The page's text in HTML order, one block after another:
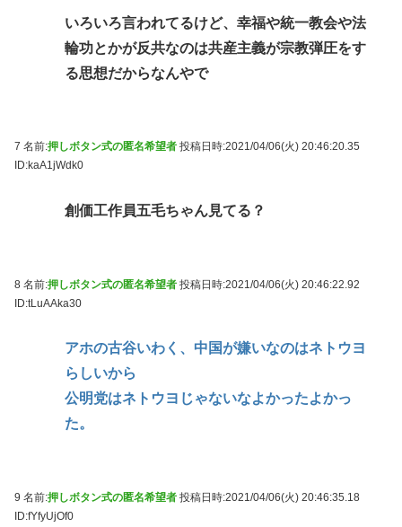
いろいろ言われてるけど、幸福や統一教会や法
輪功とかが反共なのは共産主義が宗教弾圧をす
る思想だからなんやで
7 名前:押しボタン式の匿名希望者 投稿日時:2021/04/06(火) 20:46:20.35
ID:kaA1jWdk0
創価工作員五毛ちゃん見てる？
8 名前:押しボタン式の匿名希望者 投稿日時:2021/04/06(火) 20:46:22.92
ID:tLuAAka30
アホの古谷いわく、中国が嫌いなのはネトウヨ
らしいから
公明党はネトウヨじゃないなよかったよかっ
た。
9 名前:押しボタン式の匿名希望者 投稿日時:2021/04/06(火) 20:46:35.18
ID:fYfyUjOf0